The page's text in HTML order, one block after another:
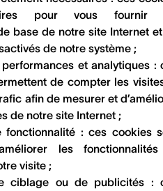
pour vous fournir
base de notre site Internet
de notre système ;
et analytiques :
de compter les
afin de mesurer et
de notre site Internet ;
fonctionnalité : ces cookies
les
visite ;
ciblage ou de publicités :